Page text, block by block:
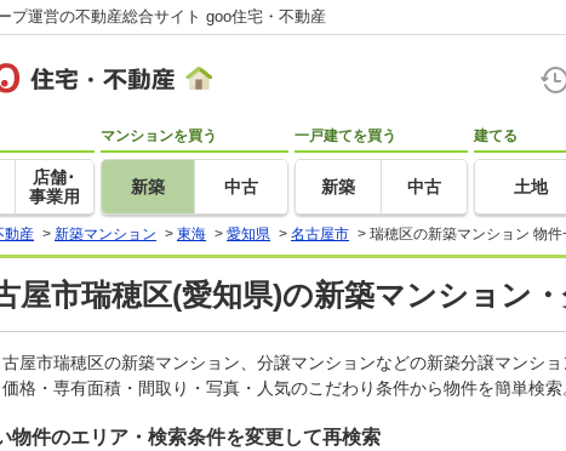
プ運営の不動産総合サイト goo住宅・不動産
店舗･
事業用
マンションを買う
新築 中古
一戸建てを買う
新築 中古
建てる
土地
動産 > 新築マンション > 東海 > 愛知県 > 名古屋市 > 瑞穂区の新築マンション 物件
屋市瑞穂区(愛知県)の新築マンション
屋市瑞穂区の新築マンション、分譲マンションなどの新築分譲マンシ
格・専有面積・間取り・写真・人気のこだわり条件から物件を簡単検
物件のエリア・検索条件を変更して再検索